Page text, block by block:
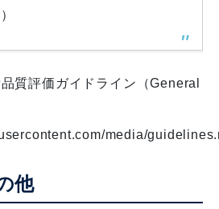
質評価ガイドライン（General
media/
他